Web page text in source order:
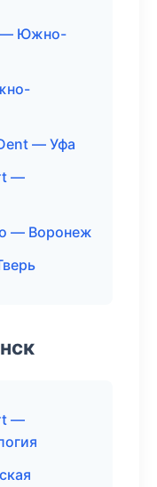
— Южно-
— Уфа
—
— Воронеж
—